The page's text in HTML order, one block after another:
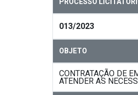
PROCESSO
013/2023
OBJETO
CONTRATAÇÃO DE
ATENDER AS